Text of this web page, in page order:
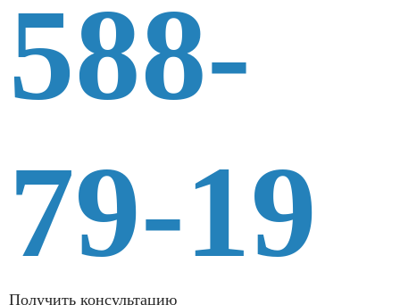
588-
79-19
Получить консультацию